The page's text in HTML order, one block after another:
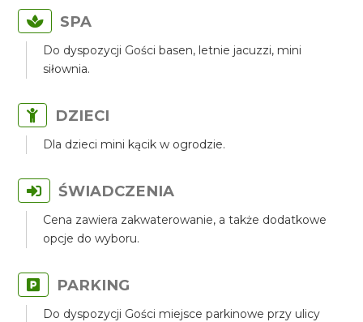
SPA
Do dyspozycji Gości basen, letnie jacuzzi, mini
siłownia.
DZIECI
Dla dzieci mini kącik w ogrodzie.
ŚWIADCZENIA
Cena zawiera zakwaterowanie, a także dodatkowe
opcje do wyboru.
PARKING
Do dyspozycji Gości miejsce parkinowe przy ulicy